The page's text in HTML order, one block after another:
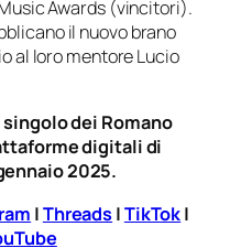
Awards (vincitori).
il nuovo brano
al loro mentore Lucio
singolo dei Romano
digitali di
2025.
|Threads|TikTok|